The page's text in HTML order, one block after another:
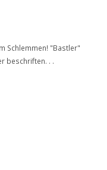
Schlemmen! "Bastler"
beschriften. . .